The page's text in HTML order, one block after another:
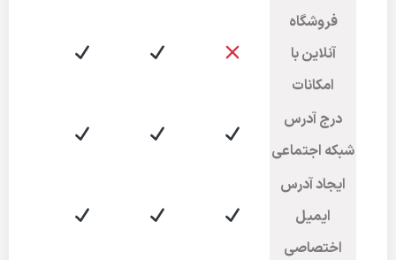
فروشگاه
آنلاین با
امکانات
درج آدرس
شبکه اجتماعی
ایجاد آدرس
ایمیل
اختصاصی